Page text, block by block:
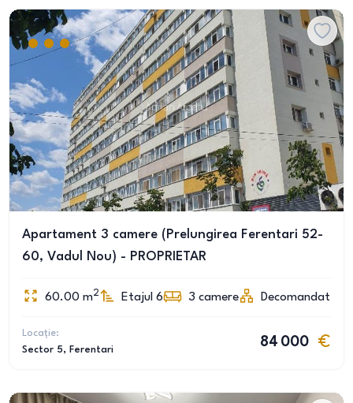
Apartament 3 camere (Prelungirea Ferentari 52-
60, Vadul Nou) - PROPRIETAR
60.00 m2 Etajul 6 3 camere Decomandat
Locație:
Sector 5, Ferentari
84 000